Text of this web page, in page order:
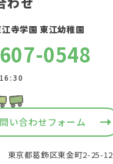
寺学園 東江幼稚園
0548
い合わせフォーム
東京都葛飾区東金町2-25-12